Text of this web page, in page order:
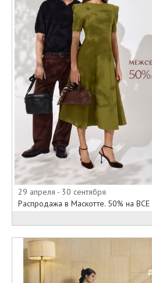
29 апреля - 30 сентября
Распродажа в Маскотте. 50% на